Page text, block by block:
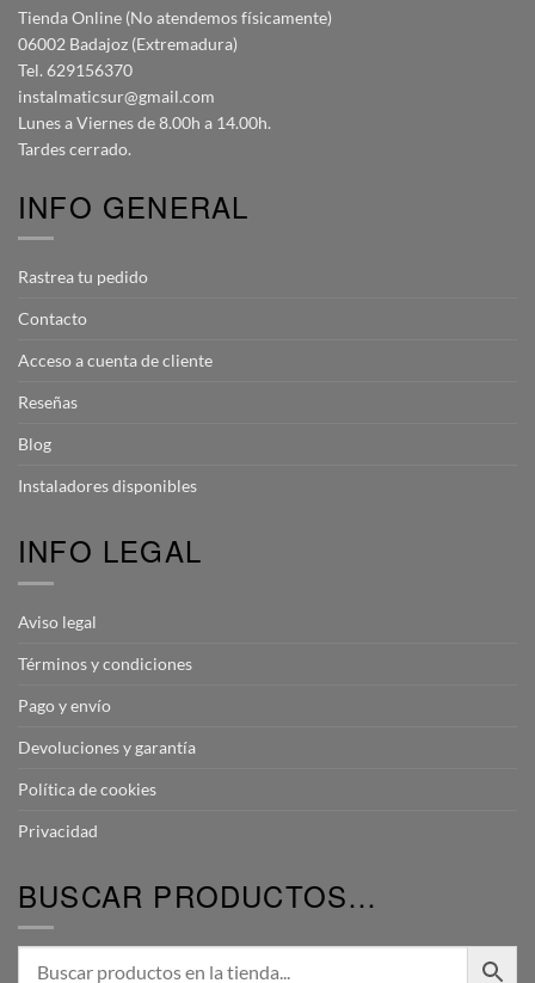
Tienda Online (No atendemos físicamente)
06002 Badajoz (Extremadura)
Tel. 629156370
instalmaticsur@gmail.com
Lunes a Viernes de 8.00h a 14.00h.
Tardes cerrado.
INFO GENERAL
Rastrea tu pedido
Contacto
Acceso a cuenta de cliente
Reseñas
Blog
Instaladores disponibles
INFO LEGAL
Aviso legal
Términos y condiciones
Pago y envío
Devoluciones y garantía
Política de cookies
Privacidad
BUSCAR PRODUCTOS…